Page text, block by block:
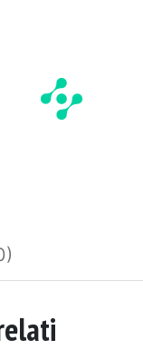
not appreciate